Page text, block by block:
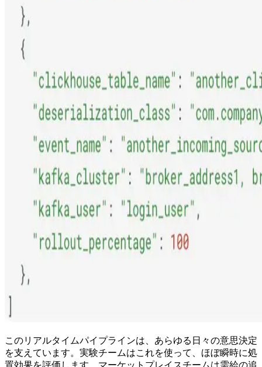
このリアルタイムパイプラインは、あらゆる日々の意思決定
を支えています。実験チームはこれを使って、ほぼ瞬時に処